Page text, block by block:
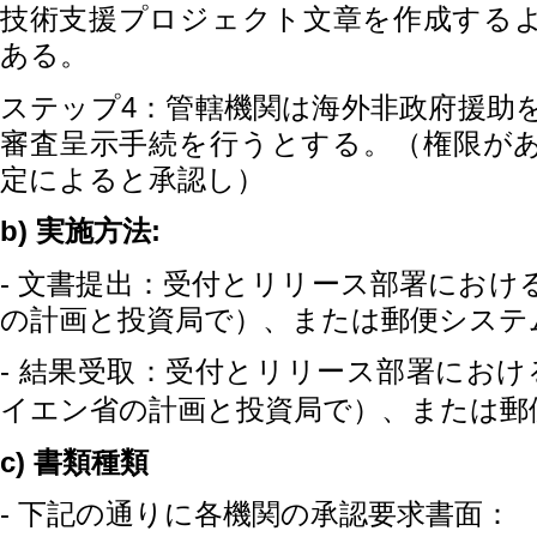
技術支援プロジェクト文章を作成する
ある。
ステップ4：管轄機関は海外非政府援助
審査呈示手続を行うとする。（権限が
定によると承認し）
b) 実施方法:
-文書提出：受付とリリース部署におけ
の計画と投資局で）、または郵便シス
- 結果受取：受付とリリース部署にお
イエン省の計画と投資局で）、または
c) 書類種類
- 下記の通りに各機関の承認要求書面：